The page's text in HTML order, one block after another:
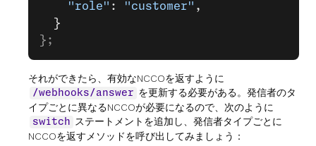
    "role"
: "customer" ,
  }
};
それができたら、有効なNCCOを返すように
/webhooks/answer を更新する必要がある。発信者のタ
イプごとに異なるNCCOが必要になるので、次のように
switch
ステートメントを追加し、発信者タイプごとに
NCCOを返すメソッドを呼び出してみましょう：